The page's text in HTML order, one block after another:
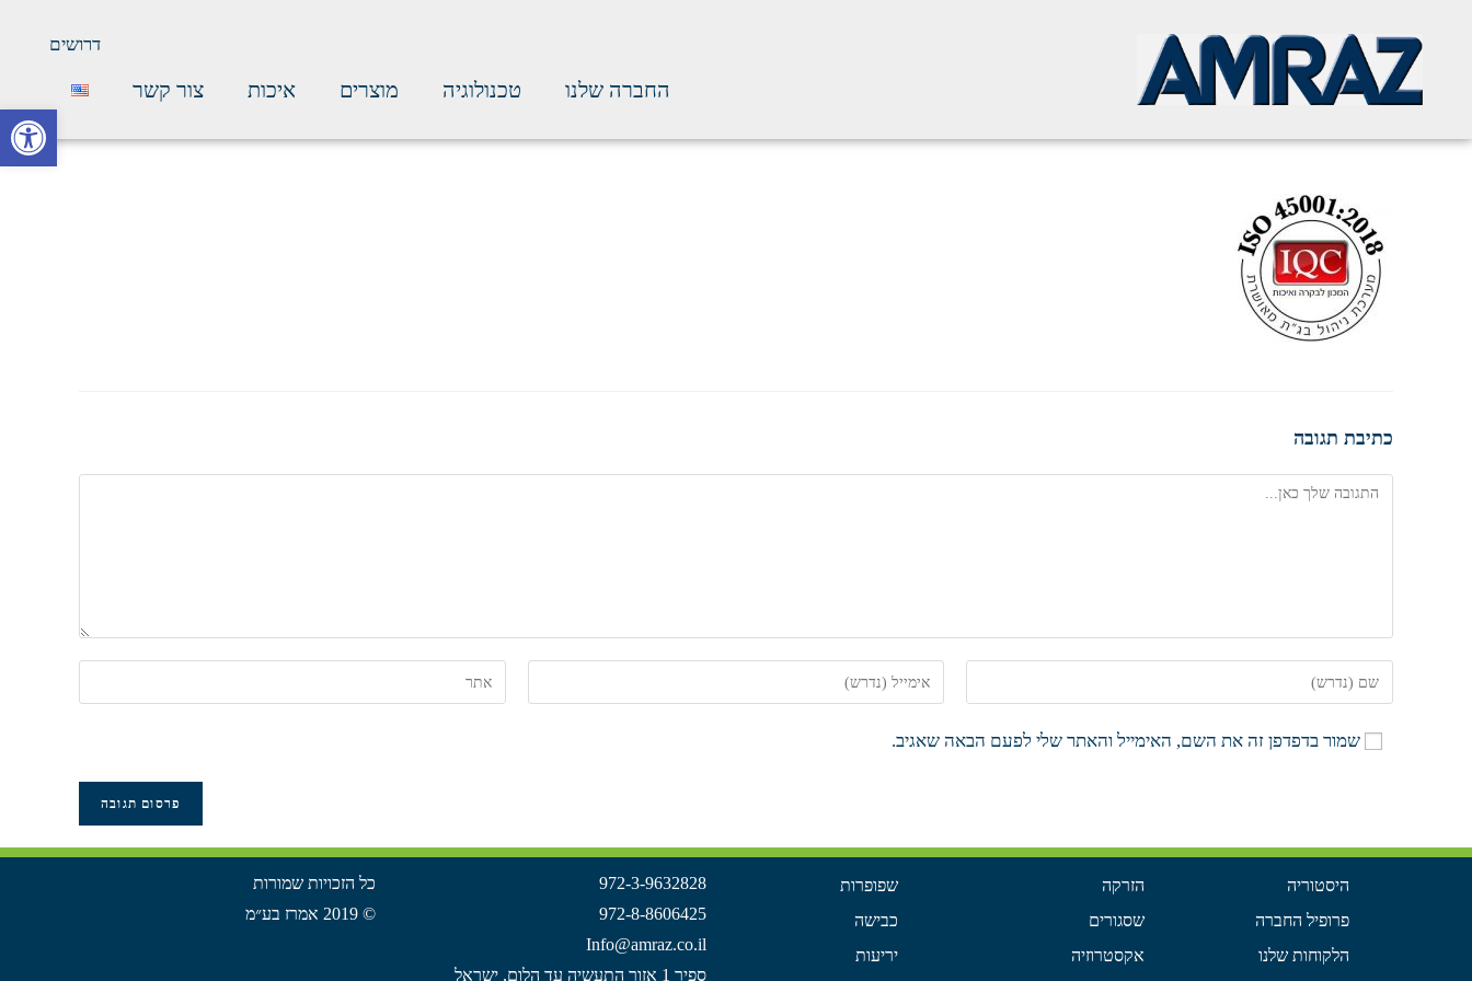
דרושים
החברה שלנו טכנולוגיה מוצרים איכות צור קשר
כתיבת תגובה
שמור בדפדפן זה את השם, האימייל והאתר שלי לפעם הבאה שאגיב.
היסטוריה
פרופיל החברה​
הלקוחות שלנו
הזרקה
שסגורים
אקסטרוזיה
שפופרות​
כבישה
יריעות
972-3-9632828
972-8-8606425
Info@amraz.co.il
ספיר 1 אזור התעשיה עד הלום, ישראל
כל הזכויות שמורות
© 2019 אמרז בע״מ
פתח סרגל נגישות